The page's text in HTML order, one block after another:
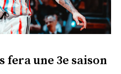
fera une 3e saison